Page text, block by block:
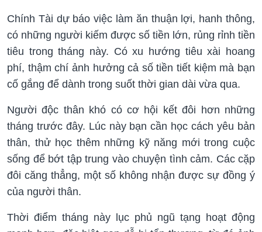
Chính Tài dự báo việc làm ăn thuận lợi, hanh thông,
có những người kiếm được số tiền lớn, rủng rỉnh tiền
tiêu trong tháng này. Có xu hướng tiêu xài hoang
phí, thậm chí ảnh hưởng cả số tiền tiết kiệm mà bạn
cố gắng để dành trong suốt thời gian dài vừa qua.
Người độc thân khó có cơ hội kết đôi hơn những
tháng trước đây. Lúc này bạn cần học cách yêu bản
thân, thử học thêm những kỹ năng mới trong cuộc
sống để bớt tập trung vào chuyện tình cảm. Các cặp
đôi căng thẳng, một số không nhận được sự đồng ý
của người thân.
Thời điểm tháng này lục phủ ngũ tạng hoạt động